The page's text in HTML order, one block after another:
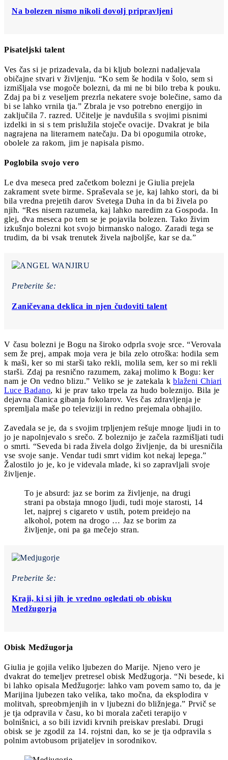
Na bolezen nismo nikoli dovolj pripravljeni
Pisateljski talent
Ves čas si je prizadevala, da bi kljub bolezni nadaljevala
običajne stvari v življenju. “Ko sem še hodila v šolo, sem si
izmišljala vse mogoče bolezni, da mi ne bi bilo treba k pouku.
Zdaj pa bi z veseljem prezrla nekatere svoje bolečine, samo da
bi se lahko vrnila tja.” Zbrala je vso potrebno energijo in
zaključila 7. razred. Učitelje je navdušila s svojimi pisnimi
izdelki in si s tem prislužila stoječe ovacije. Dvakrat je bila
nagrajena na literarnem natečaju. Da bi opogumila otroke,
obolele za rakom, jim je napisala pismo.
Poglobila svojo vero
Le dva meseca pred začetkom bolezni je Giulia prejela
zakrament svete birme. Spraševala se je, kaj lahko stori, da bi
bila vredna prejetih darov Svetega Duha in da bi živela po
njih. “Res nisem razumela, kaj lahko naredim za Gospoda. In
glej, dva meseca po tem se je pojavila bolezen. Tako živim
izkušnjo bolezni kot svojo birmansko nalogo. Zaradi tega se
trudim, da bi vsak trenutek živela najboljše, kar se da.”
Preberite še:
Zaničevana deklica in njen čudoviti talent
V času bolezni je Bogu na široko odprla svoje srce. “Verovala
sem že prej, ampak moja vera je bila zelo otroška: hodila sem
k maši, ker so mi starši tako rekli, molila sem, ker so mi rekli
starši. Zdaj pa resnično razumem, zakaj molimo k Bogu: ker
nam je On vedno blizu.” Veliko se je zatekala k blaženi Chiari
Luce Badano, ki je prav tako trpela za hudo boleznijo. Bila je
dejavna članica gibanja fokolarov. Ves čas zdravljenja je
spremljala maše po televiziji in redno prejemala obhajilo.
Zavedala se je, da s svojim trpljenjem rešuje mnoge ljudi in to
jo je napolnjevalo s srečo. Z boleznijo je začela razmišljati tudi
o smrti. “Seveda bi rada živela dolgo življenje, da bi uresničila
vse svoje sanje. Vendar tudi smrt vidim kot nekaj lepega.”
Žalostilo jo je, ko je videvala mlade, ki so zapravljali svoje
življenje.
To je absurd: jaz se borim za življenje, na drugi
strani pa obstaja mnogo ljudi, tudi moje starosti, 14
let, najprej s cigareto v ustih, potem preidejo na
alkohol, potem na drogo … Jaz se borim za
življenje, oni pa ga mečejo stran.
Preberite še:
Kraji, ki si jih je vredno ogledati ob obisku
Medžugorja
Obisk Medžugorja
Giulia je gojila veliko ljubezen do Marije. Njeno vero je
dvakrat do temeljev pretresel obisk Medžugorja. “Ni besede, ki
bi lahko opisala Medžugorje: lahko vam povem samo to, da je
Marijina ljubezen tako velika, tako močna, da eksplodira v
molitvah, spreobrnjenjih in v ljubezni do bližnjega.” Prvič se
je tja odpravila v času, ko bi morala začeti terapijo v
bolnišnici, a so bili izvidi krvnih preiskav preslabi. Drugi
obisk se je zgodil za 14. rojstni dan, ko se je tja odpravila s
polnim avtobusom prijateljev in sorodnikov.